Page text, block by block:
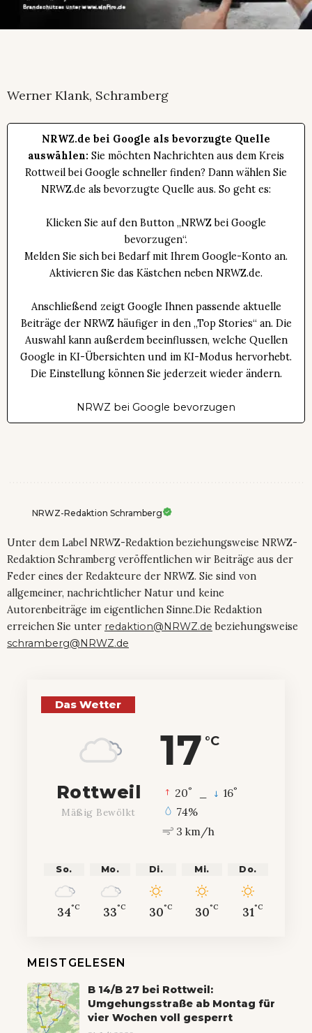
Werner Klank, Schramberg
NRWZ.de bei Google als bevorzugte Quelle
auswählen: Sie möchten Nachrichten aus dem Kreis
Rottweil bei Google schneller finden? Dann wählen Sie
NRWZ.de als bevorzugte Quelle aus. So geht es:
Klicken Sie auf den Button „NRWZ bei Google
bevorzugen“.
Melden Sie sich bei Bedarf mit Ihrem Google-Konto an.
Aktivieren Sie das Kästchen neben NRWZ.de.
Anschließend zeigt Google Ihnen passende aktuelle
Beiträge der NRWZ häufiger in den „Top Stories“ an. Die
Auswahl kann außerdem beeinflussen, welche Quellen
Google in KI-Übersichten und im KI-Modus hervorhebt.
Die Einstellung können Sie jederzeit wieder ändern.
NRWZ bei Google bevorzugen
NRWZ-Redaktion Schramberg
Unter dem Label NRWZ-Redaktion beziehungsweise NRWZ-
Redaktion Schramberg veröffentlichen wir Beiträge aus der
Feder eines der Redakteure der NRWZ. Sie sind von
allgemeiner, nachrichtlicher Natur und keine
Autorenbeiträge im eigentlichen Sinne.Die Redaktion
erreichen Sie unter redaktion@NRWZ.de beziehungsweise
schramberg@NRWZ.de
Das Wetter
17 °C
Rottweil
Mäßig Bewölkt
20° 16°
74%
3 km/h
So.
34°C
Mo.
33°C
Di.
30°C
Mi.
30°C
Do.
31°C
MEISTGELESEN
B 14/B 27 bei Rottweil:
Umgehungsstraße ab Montag für
vier Wochen voll gesperrt